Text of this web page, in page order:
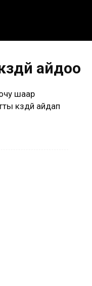
айдоо
шаар
көздөй айдап